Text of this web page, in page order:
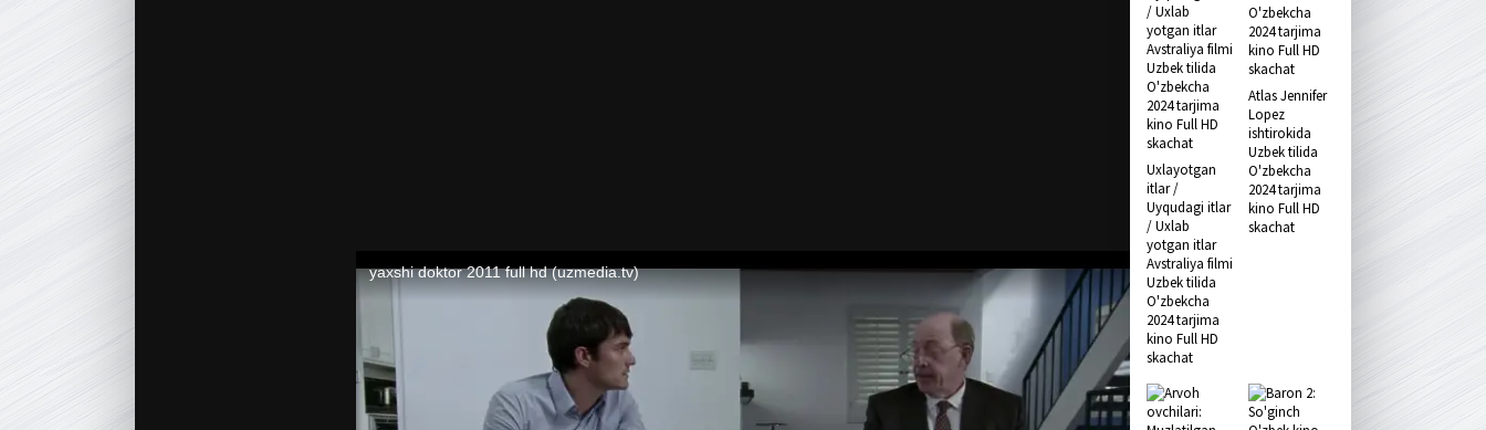
Uxlayotgan
itlar /
Uyqudagi itlar
/ Uxlab
yotgan itlar
Avstraliya filmi
Uzbek tilida
O'zbekcha
2024 tarjima
kino Full HD
skachat
Atlas Jennifer
Lopez
ishtirokida
Uzbek tilida
O'zbekcha
2024 tarjima
kino Full HD
skachat